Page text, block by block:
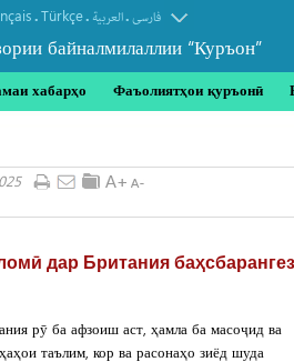
.Türkçe. العربیة.فارسی
байналмилаллии “Куръон”
хабарҳо Фаъолиятҳои қуръонӣ
дар Британия
рӯ ба афзоиш аст, ҳамла ба масоҷид ва
таълим, кор ва расонаҳо зиёд шуда